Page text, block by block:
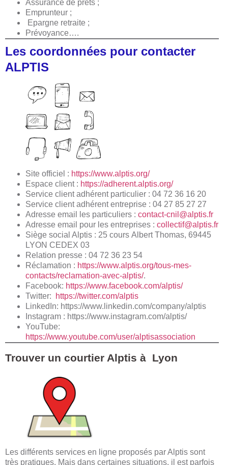
Assurance de prêts ;
Emprunteur ;
Epargne retraite ;
Prévoyance….
Les coordonnées pour contacter
ALPTIS
Site officiel : https://www.alptis.org/
Espace client : https://adherent.alptis.org/
Service client adhérent particulier : 04 72 36 16 20
Service client adhérent entreprise : 04 27 85 27 27
Adresse email les particuliers : contact-cnil@alptis.fr
Adresse email pour les entreprises : collectif@alptis.fr
Siège social Alptis : 25 cours Albert Thomas, 69445
LYON CEDEX 03
Relation presse : 04 72 36 23 54
Réclamation : https://www.alptis.org/tous-mes-
contacts/reclamation-avec-alptis/.
Facebook: https://www.facebook.com/alptis/
Twitter:
https://twitter.com/alptis
LinkedIn: https://www.linkedin.com/company/alptis
Instagram : https://www.instagram.com/alptis/
YouTube:
https://www.youtube.com/user/alptisassociation
Trouver un courtier Alptis à Lyon
Les différents services en ligne proposés par Alptis sont
très pratiques. Mais dans certaines situations, il est parfois